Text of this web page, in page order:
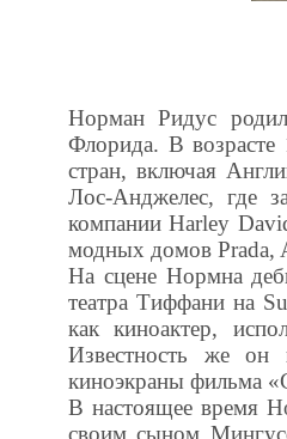
Норман Ридус
Флорида. В
стран, включая
Лос-Анджелес, где
компании Harley
модных домов Prada,
На сцене Нормна
театра Тиффани на
как киноактер,
Известность же он
киноэкраны фильма
В настоящее время
своим сыном